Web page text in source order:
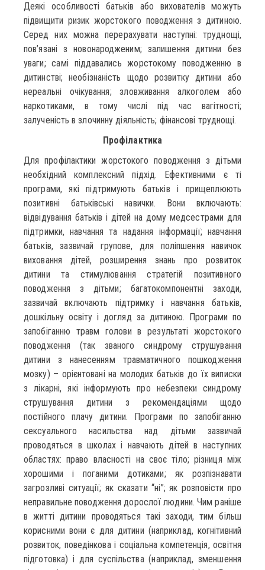
Деякі особливості батьків або вихователів можуть
підвищити ризик жорстокого поводження з дитиною.
Серед них можна перерахувати наступні: труднощі,
пов’язані з новонародженим; залишення дитини без
уваги; самі піддавались жорстокому поводженню в
дитинстві; необізнаність щодо розвитку дитини або
нереальні очікування; зловживання алкоголем або
наркотиками, в тому числі під час вагітності;
залученість в злочинну діяльність; фінансові труднощі.
Профілактика
Для профілактики жорстокого поводження з дітьми
необхідний комплексний підхід. Ефективними є ті
програми, які підтримують батьків і прищеплюють
позитивні батьківські навички. Вони включають:
відвідування батьків і дітей на дому медсестрами для
підтримки, навчання та надання інформації; навчання
батьків, зазвичай групове, для поліпшення навичок
виховання дітей, розширення знань про розвиток
дитини та стимулювання стратегій позитивного
поводження з дітьми; багатокомпонентні заходи,
зазвичай включають підтримку і навчання батьків,
дошкільну освіту і догляд за дитиною. Програми по
запобіганню травм голови в результаті жорстокого
поводження (так званого синдрому струшування
дитини з нанесенням травматичного пошкодження
мозку) – орієнтовані на молодих батьків до їх виписки
з лікарні, які інформують про небезпеки синдрому
струшування дитини з рекомендаціями щодо
постійного плачу дитини. Програми по запобіганню
сексуального насильства над дітьми зазвичай
проводяться в школах і навчають дітей в наступних
областях: право власності на своє тіло; різниця між
хорошими і поганими дотиками; як розпізнавати
загрозливі ситуації; як сказати “ні”; як розповісти про
неправильне поводження дорослої людини. Чим раніше
в житті дитини проводяться такі заходи, тим більш
корисними вони є для дитини (наприклад, когнітивний
розвиток, поведінкова і соціальна компетенція, освітня
підготовка) і для суспільства (наприклад, зменшення